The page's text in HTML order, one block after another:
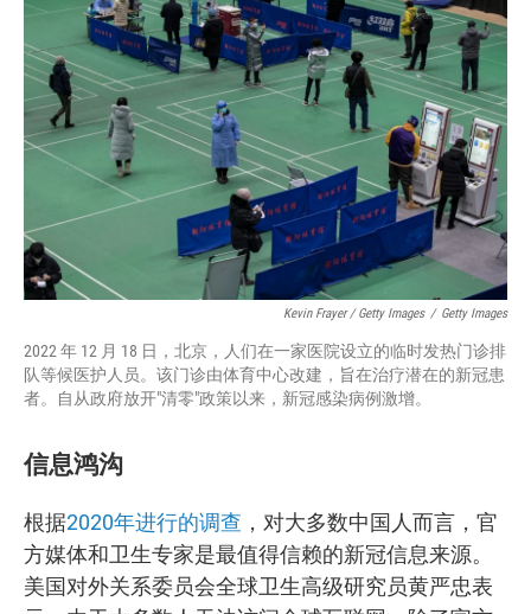
Kevin Frayer / Getty Images / Getty Images
2022 年 12 月 18 日，北京，人们在一家医院设立的临时发热门诊排
队等候医护人员。该门诊由体育中心改建，旨在治疗潜在的新冠患
者。自从政府放开"清零"政策以来，新冠感染病例激增。
信息鸿沟
根据2020年进行的调查 ，对大多数中国人而言，官
方媒体和卫生专家是最值得信赖的新冠信息来源。
美国对外关系委员会全球卫生高级研究员黄严忠表